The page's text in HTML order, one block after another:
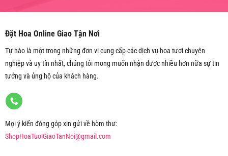
Đặt Hoa Online Giao Tận Nơi
Tự hào là một trong những đơn vị cung cấp các dịch vụ hoa tươi chuyên
nghiệp và uy tín nhất, chúng tôi mong muốn nhận được nhiều hơn nữa sự tin
tưởng và ủng hộ của khách hàng.
Mọi ý kiến đóng góp xin gửi về hòm thư:
ShopHoaTuoiGiaoTanNoi@gmail.com